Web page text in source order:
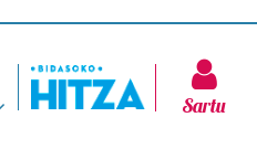
Sartu